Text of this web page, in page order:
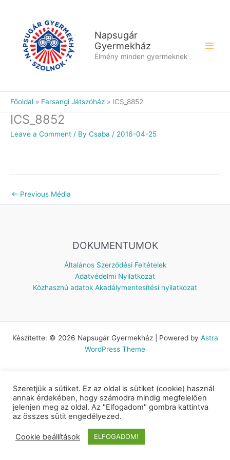
Napsugár
Gyermekház
Élmény minden gyermeknek
Főoldal Farsangi Játszóház ICS_8852
ICS_8852
Leave a Comment / By Csaba / 2016-04-25
← Previous Média
DOKUMENTUMOK
Általános Szerződési Feltételek
Adatvédelmi Nyilatkozat
Közhasznú adatok Akadálymentesítési nyilatkozat
Készítette: © 2026 Napsugár Gyermekház | Powered by Astra
WordPress Theme
Szeretjük a sütiket. Ez az oldal is sütiket (cookie) használ
annak érdekében, hogy számodra mindig megfelelően
jelenjen meg az oldal. Az "Elfogadom" gombra kattintva
az összes sütit engedélyezed.
Cookie beállítások ELFOGADOM!